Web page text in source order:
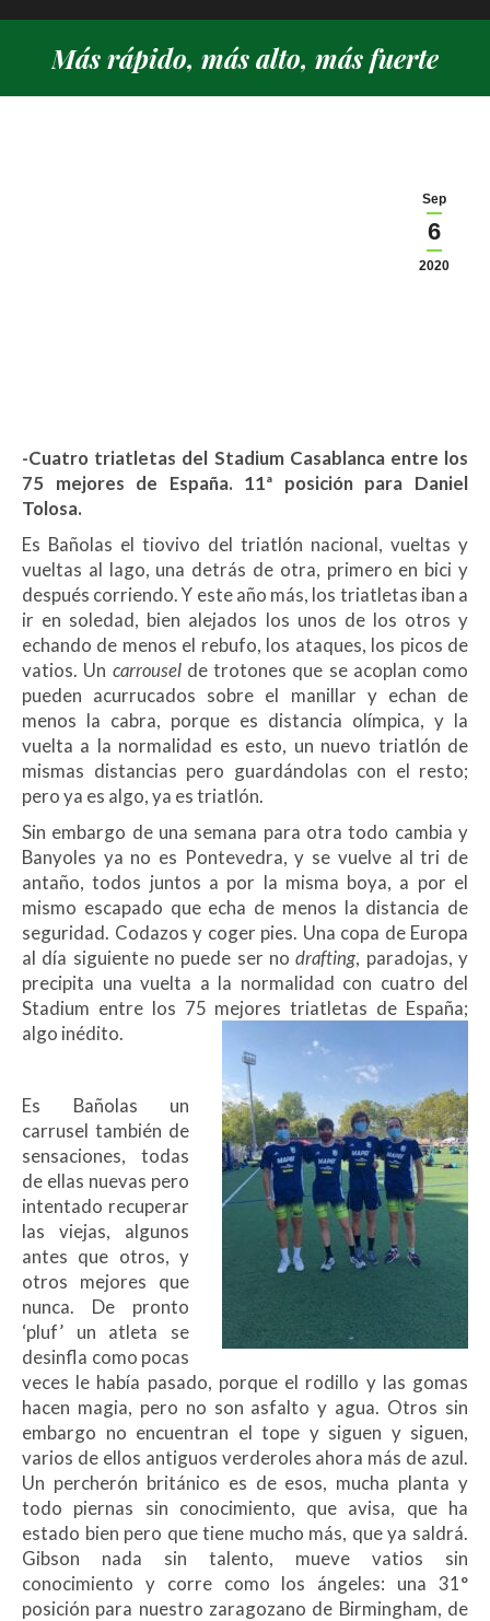
Más rápido, más alto, más fuerte
Sep
6
2020
-Cuatro triatletas del Stadium Casablanca entre los
75 mejores de España. 11ª posición para Daniel
Tolosa.
Es Bañolas el tiovivo del triatlón nacional, vueltas y
vueltas al lago, una detrás de otra, primero en bici y
después corriendo. Y este año más, los triatletas iban a
ir en soledad, bien alejados los unos de los otros y
echando de menos el rebufo, los ataques, los picos de
vatios. Un carrouselde trotones que se acoplan como
pueden acurrucados sobre el manillar y echan de
menos la cabra, porque es distancia olímpica, y la
vuelta a la normalidad es esto, un nuevo triatlón de
mismas distancias pero guardándolas con el resto;
pero ya es algo, ya es triatlón.
Sin embargo de una semana para otra todo cambia y
Banyoles ya no es Pontevedra, y se vuelve al tri de
antaño, todos juntos a por la misma boya, a por el
mismo escapado que echa de menos la distancia de
seguridad. Codazos y coger pies. Una copa de Europa
al día siguiente no puede ser nodrafting, paradojas, y
precipita una vuelta a la normalidad con cuatro del
Stadium entre los 75 mejores triatletas de España;
algo inédito.
Es Bañolas un
carrusel también de
sensaciones, todas
de ellas nuevas pero
intentado recuperar
las viejas, algunos
antes que otros, y
otros mejores que
nunca. De pronto
‘pluf’ un atleta se
desinfla como pocas
veces le había pasado, porque el rodillo y las gomas
hacen magia, pero no son asfalto y agua. Otros sin
embargo no encuentran el tope y siguen y siguen,
varios de ellos antiguos verderoles ahora más de azul.
Un percherón británico es de esos, mucha planta y
todo piernas sin conocimiento, que avisa, que ha
estado bien pero que tiene mucho más, que ya saldrá.
Gibson nada sin talento, mueve vatios sin
conocimiento y corre como los ángeles: una 31°
posición para nuestro zaragozano de Birmingham, de